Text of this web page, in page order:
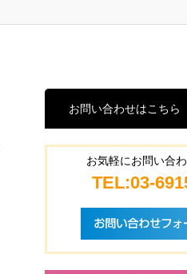
お問い合わせ
お気軽にお問い合
TEL:03-